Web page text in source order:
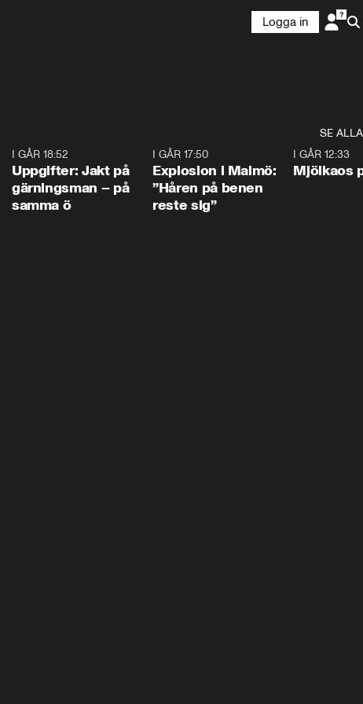
Logga in
SE ALLA
I GÅR 18:52
Uppgifter: Jakt på
gärningsman – på
samma ö
I GÅR 17:50
Explosion i Malmö:
”Håren på benen
reste sig”
I GÅR 12:33
Mjölkaos